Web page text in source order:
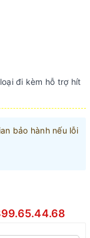
đi kèm hỗ trợ hít
bảo hành nếu lỗi